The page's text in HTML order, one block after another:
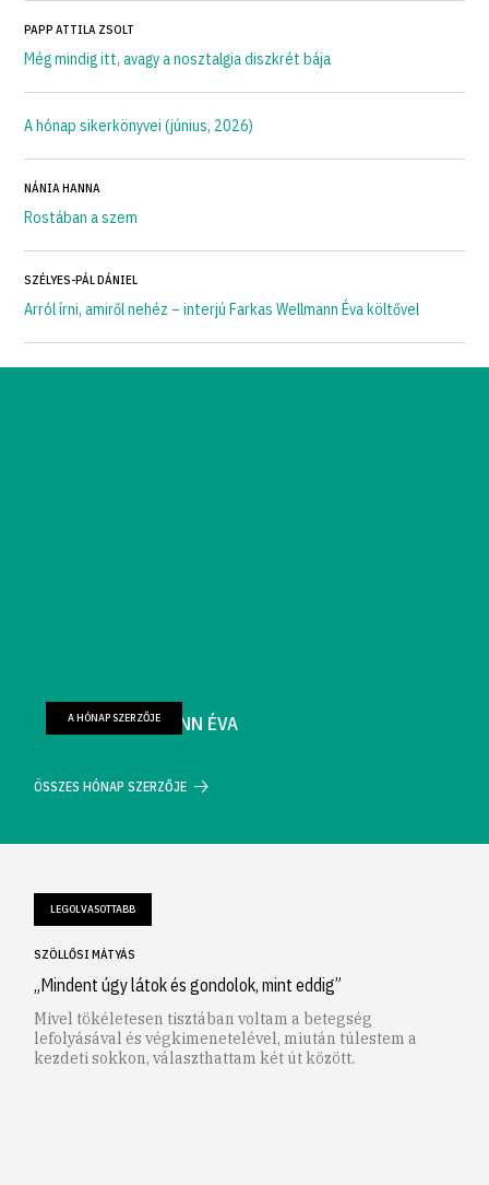
PAPP ATTILA ZSOLT
Még mindig itt, avagy a nosztalgia diszkrét bája
A hónap sikerkönyvei (június, 2026)
NÁNIA HANNA
Rostában a szem
SZÉLYES-PÁL DÁNIEL
Arról írni, amiről nehéz – interjú Farkas Wellmann Éva költővel
FARKAS WELLMANN ÉVA
A HÓNAP SZERZŐJE
ÖSSZES HÓNAP SZERZŐJE
LEGOLVASOTTABB
SZÖLLŐSI MÁTYÁS
„Mindent úgy látok és gondolok, mint eddig”
Mivel tökéletesen tisztában voltam a betegség
lefolyásával és végkimenetelével, miután túlestem a
kezdeti sokkon, választhattam két út között.